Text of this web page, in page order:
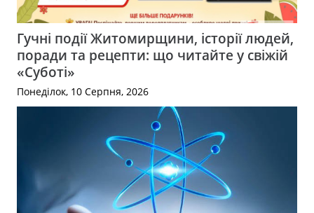
Гучні події Житомирщини, історії людей,
поради та рецепти: що читайте у свіжій
«Суботі»
Понеділок, 10 Серпня, 2026